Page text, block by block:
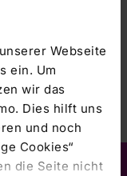
Webseite
ein. Um
wir das
Dies hilft uns
und noch
Cookies“
die Seite nicht
75018
79000